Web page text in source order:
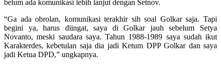
belum ada komunikasi lebih lanjut dengan Setnov.
“Ga ada obrolan, komunikasi terakhir sih soal Golkar saja. Tapi
begini ya, harus diingat, saya di Golkar jauh sebelum Setya
Novanto, meski saudara saya. Tahun 1988-1989 saya sudah ikut
Karakterdes, kebetulan saja dia jadi Ketum DPP Golkar dan saya
jadi Ketua DPD,” ungkapnya.